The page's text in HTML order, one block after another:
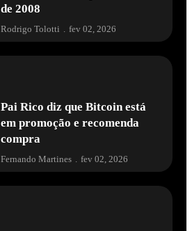
de 2008
Rodrigo Tolotti fev 02, 2026
Pai Rico diz que Bitcoin está
em promoção e recomenda
compra
Fernando Martines . fev 02, 2026